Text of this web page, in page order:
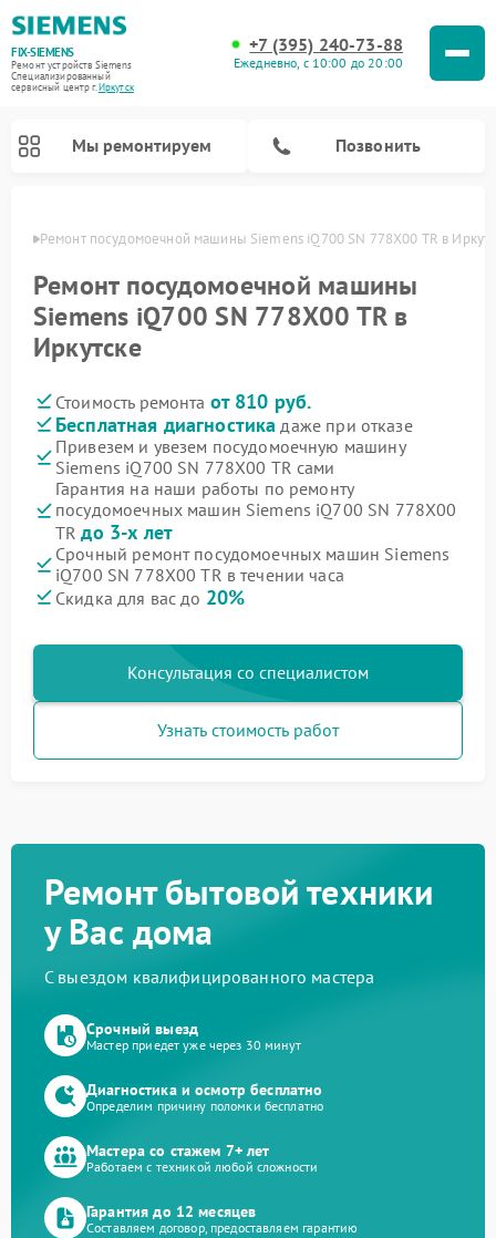
FIX-SIEMENS
Ремонт устройств Siemens
Специализированный
cервисный центр г.Иркутск
+7 (395) 240-73-88
Ежедневно, с 10:00 до 20:00
Мы ремонтируем Позвонить
Ремонт посудомоечной машины Siemens iQ700 SN 778X00 TR в
Ремонт посудомоечной машины
Siemens iQ700 SN 778X00 TR в
Иркутске
Стоимость ремонта от 810 руб.
Бесплатная диагностика даже при отказе
Привезем и увезем посудомоечную машину
Siemens iQ700 SN 778X00 TR сами
Гарантия на наши работы по ремонту
посудомоечных машин Siemens iQ700 SN 778X00
TRдо 3-х лет
Срочный ремонт посудомоечных машин Siemens
iQ700 SN 778X00 TR в течении часа
Скидка для вас до 20%
Консультация со специалистом
Узнать стоимость работ
Ремонт бытовой техники
у Вас дома
С выездом квалифицированного мастера
Срочный выезд
Мастер приедет уже через 30 минут
Диагностика и осмотр бесплатно
Определим причину поломки бесплатно
Мастера со стажем 7+ лет
Работаем с техникой любой сложности
Гарантия до 12 месяцев
Составляем договор, предоставляем гарантию